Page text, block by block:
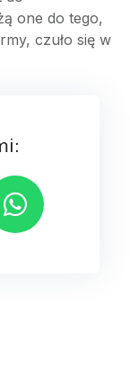
one do tego,
czuło się w